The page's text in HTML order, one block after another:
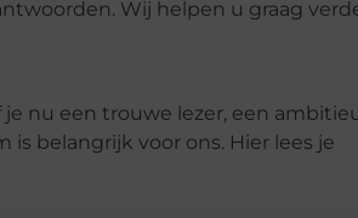
Wij helpen u graag
nu een trouwe lezer, een
belangrijk voor ons. Hier lees je